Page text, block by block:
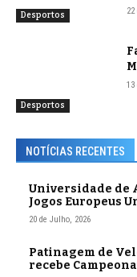
Desportos
Desportos
13
NOTÍCIAS RECENTES
Universidade de
Jogos Europeus
20 de Julho, 2026
Patinagem de
recebe